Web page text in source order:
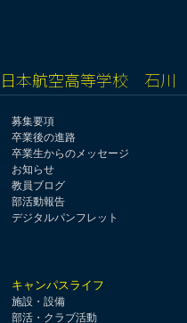
日本航空高等学校 石川
募集要項
卒業後の進路
卒業生からのメッセージ
お知らせ
教員ブログ
部活動報告
デジタルパンフレット
キャンパスライフ
施設・設備
部活・クラブ活動